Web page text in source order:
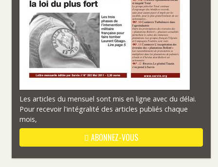
Les articles du mensuel sont mis en ligne avec du délai.
Pour recevoir l'intégralité des articles publiés chaque
mois,
ABONNEZ-VOUS